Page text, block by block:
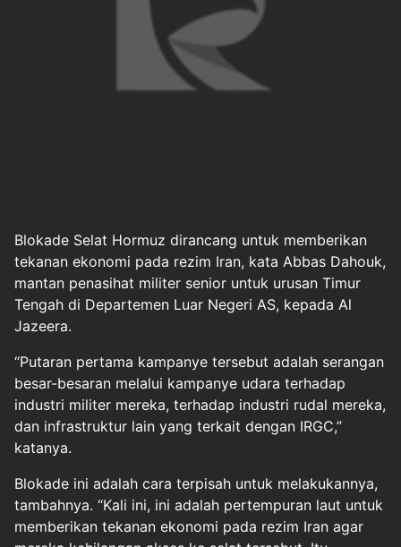
Blokade Selat Hormuz dirancang untuk memberikan
tekanan ekonomi pada rezim Iran, kata Abbas Dahouk,
mantan penasihat militer senior untuk urusan Timur
Tengah di Departemen Luar Negeri AS, kepada Al
Jazeera.
“Putaran pertama kampanye tersebut adalah serangan
besar-besaran melalui kampanye udara terhadap
industri militer mereka, terhadap industri rudal mereka,
dan infrastruktur lain yang terkait dengan IRGC,”
katanya.
Blokade ini adalah cara terpisah untuk melakukannya,
tambahnya. “Kali ini, ini adalah pertempuran laut untuk
memberikan tekanan ekonomi pada rezim Iran agar